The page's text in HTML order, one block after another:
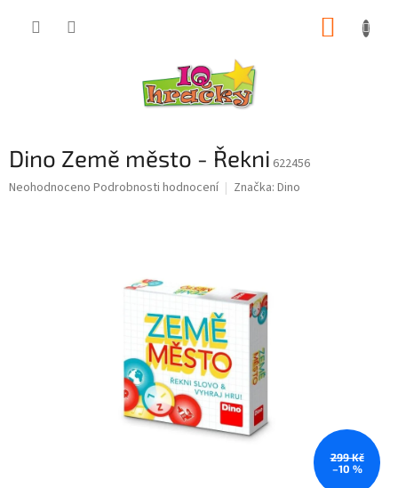
Dino Země město - Řekni 622456
Průměrné
Neohodnoceno Podrobnosti hodnocení Značka: Dino
299 Kč
–10 %